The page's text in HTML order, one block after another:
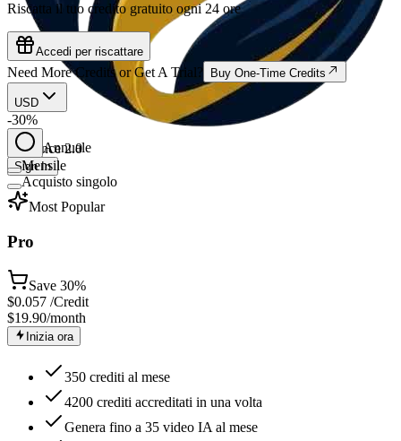
Seedance 2.0
Sign In
Riscatta il tuo credito gratuito ogni 24 ore
Accedi per riscattare
Need More Credits or Get A Trial? Buy One-Time Credits
USD
-30%
Annuale
Mensile
Acquisto singolo
Most Popular
Pro
Save 30%
$0.057 /Credit
$19.90/month
Inizia ora
350 crediti al mese
4200 crediti accreditati in una volta
Genera fino a 35 video IA al mese